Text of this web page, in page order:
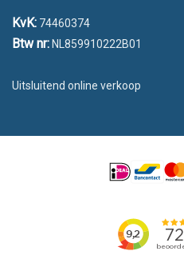
KvK: 74460374
Btw nr: NL859910222B01
Uitsluitend online verkoop